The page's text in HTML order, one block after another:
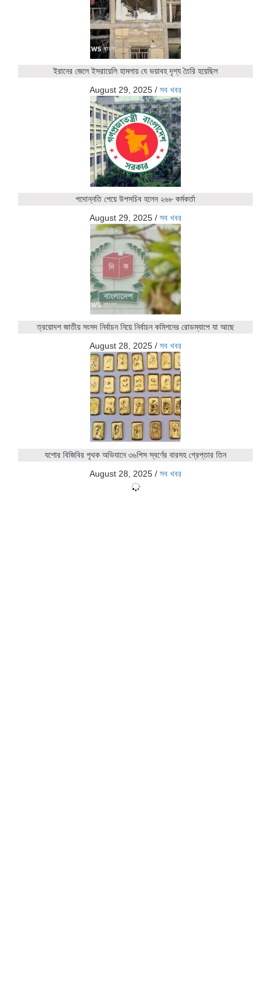
ইরানের জেলে ইসরায়েলি হামলায় যে ভয়াবহ দৃশ্য তৈরি হয়েছিল
August 29, 2025 / সব খবর
পদোন্নতি পেয়ে উপসচিব হলেন ২৬৮ কর্মকর্তা
August 29, 2025 / সব খবর
ত্রয়োদশ জাতীয় সংসদ নির্বাচন নিয়ে নির্বাচন কমিশনের রোডম্যাপে যা আছে
August 28, 2025 / সব খবর
যশোর বিজিবির পৃথক অভিযানে ৩৬পিস স্বর্ণের বারসহ গ্রেপ্তার তিন
August 28, 2025 / সব খবর